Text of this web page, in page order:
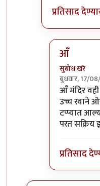
प्रतिसाद
आँ
सुबोध खरे
बुधवार, 17/
In reply to
आँ मंदिर
उच्च रवाने
टप्प्यात
परत
प्रतिसाद